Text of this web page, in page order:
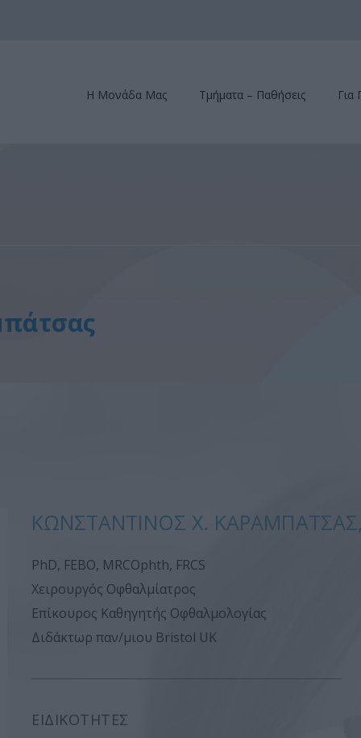
Η Μονάδα Μας Τμήματα – Παθήσεις Για
ΚΩΝΣΤΑΝΤΊΝΟΣ Χ.
PhD, FEBO, MRCOphth, FRCS
Χειρουργός Οφθαλμίατρος
Επίκουρος Καθηγητής Οφθαλμολογίας
Διδάκτωρ παν/μιου Bristol UK
ΕΙΔΙΚΌΤΗΤΕΣ